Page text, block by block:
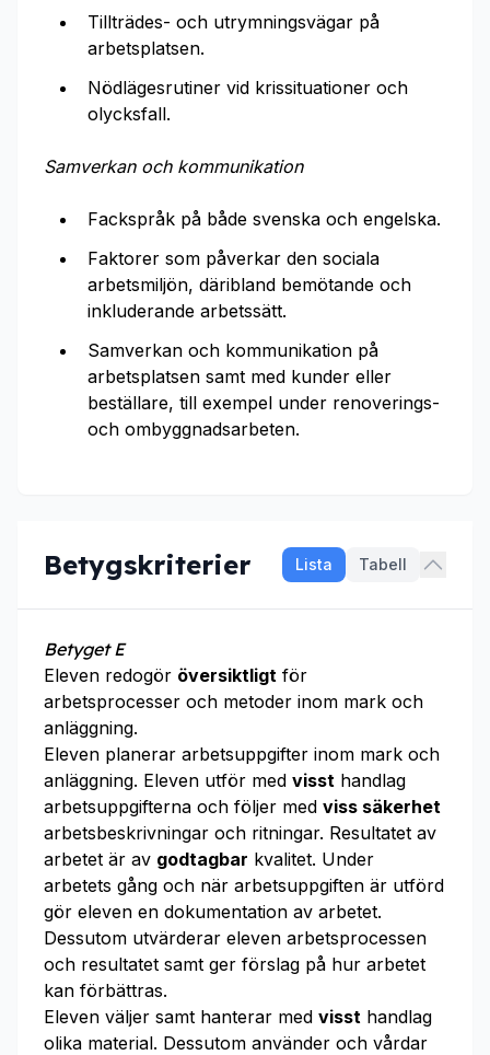
Tillträdes- och utrymningsvägar på
arbetsplatsen.
Nödlägesrutiner vid krissituationer och
olycksfall.
Samverkan och kommunikation
Fackspråk på både svenska och engelska.
Faktorer som påverkar den sociala
arbetsmiljön, däribland bemötande och
inkluderande arbetssätt.
Samverkan och kommunikation på
arbetsplatsen samt med kunder eller
beställare, till exempel under renoverings-
och ombyggnadsarbeten.
Betygskriterier Lista Tabell
Betyget E
Eleven redogör översiktligt för
arbetsprocesser och metoder inom mark och
anläggning.
Eleven planerar arbetsuppgifter inom mark och
anläggning. Eleven utför med visst handlag
arbetsuppgifterna och följer med viss säkerhet
arbetsbeskrivningar och ritningar. Resultatet av
arbetet är av godtagbar kvalitet. Under
arbetets gång och när arbetsuppgiften är utförd
gör eleven en dokumentation av arbetet.
Dessutom utvärderar eleven arbetsprocessen
och resultatet samt ger förslag på hur arbetet
kan förbättras.
Eleven väljer samt hanterar med visst handlag
olika material. Dessutom använder och vårdar